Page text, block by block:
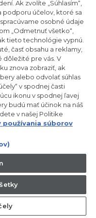
spol. s r.o. –
57 – 20861 Brugherio
Via Privata Eden
Via Trento č. 20/A-22 –
+39.039.2086.1 – Fax:
zápisu v obchodnom
– DIČ
jednotky: MB-
Ak zvolíte „Súhlasím“,
podporu účelov, ktoré sa
osobné údaje
„Odmetnuť všetko“,
tieto technológie vypnú.
časť obsahu a reklamy,
dôležité pre vás. V
znova zobraziť, ak
alebo odvolať súhlas
v spodnej časti
ikonu v spodnej ľavej
budú mať účinok na náš
v našej Politike
používania súborov